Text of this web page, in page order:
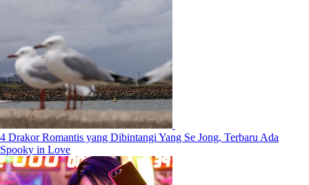
4 Drakor Romantis yang Dibintangi Yang Se Jong, Terbaru Ada
Spooky in Love